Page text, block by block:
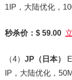
1IP，大陆优化，
秒杀价：$ 59.00
（4） JP （日本）
IP，大陆优化，